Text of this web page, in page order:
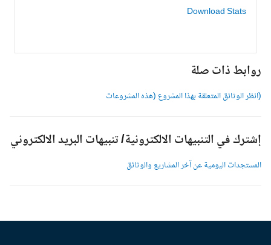
Download Stats
روابط ذات صلة
(انظر الوثائق المتعلقة بهذا المشروع (هذه المشروعات
إشترك في التنبيهات الالكترونية/ تنبيهات البريد الالكتروني
المستجدات اليومية عن آخر المشاريع والوثائق